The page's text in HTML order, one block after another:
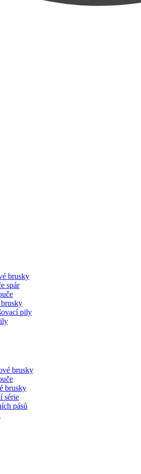
brusky
spár
pily
brusky
brusky
série
pásů